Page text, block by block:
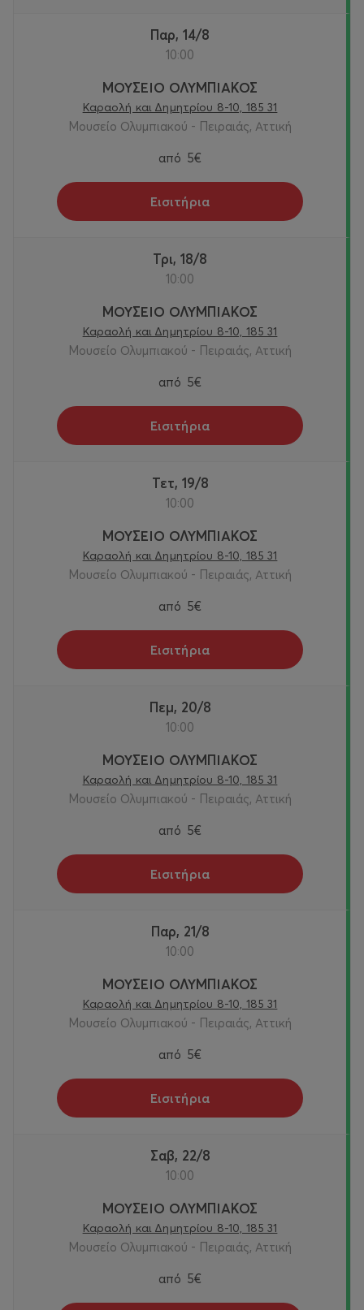
Παρ, 14/8
10:00
ΜΟΥΣΕΙΟ ΟΛΥΜΠΙΑΚΟΣ
Καραολή και Δημητρίου 8-10, 185 31
Μουσείο Ολυμπιακού - Πειραιάς, Αττική
από 5€
Εισιτήρια
Τρι, 18/8
10:00
ΜΟΥΣΕΙΟ ΟΛΥΜΠΙΑΚΟΣ
Καραολή και Δημητρίου 8-10, 185 31
Μουσείο Ολυμπιακού - Πειραιάς, Αττική
από 5€
Εισιτήρια
Τετ, 19/8
10:00
ΜΟΥΣΕΙΟ ΟΛΥΜΠΙΑΚΟΣ
Καραολή και Δημητρίου 8-10, 185 31
Μουσείο Ολυμπιακού - Πειραιάς, Αττική
από 5€
Εισιτήρια
Πεμ, 20/8
10:00
ΜΟΥΣΕΙΟ ΟΛΥΜΠΙΑΚΟΣ
Καραολή και Δημητρίου 8-10, 185 31
Μουσείο Ολυμπιακού - Πειραιάς, Αττική
από 5€
Εισιτήρια
Παρ, 21/8
10:00
ΜΟΥΣΕΙΟ ΟΛΥΜΠΙΑΚΟΣ
Καραολή και Δημητρίου 8-10, 185 31
Μουσείο Ολυμπιακού - Πειραιάς, Αττική
από 5€
Εισιτήρια
Σαβ, 22/8
10:00
ΜΟΥΣΕΙΟ ΟΛΥΜΠΙΑΚΟΣ
Καραολή και Δημητρίου 8-10, 185 31
Μουσείο Ολυμπιακού - Πειραιάς, Αττική
από 5€